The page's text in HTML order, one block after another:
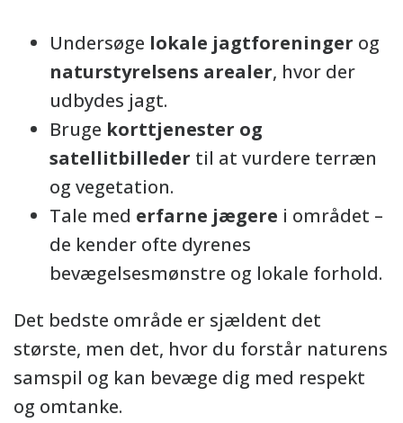
Undersøge lokale jagtforeninger og
naturstyrelsens arealer, hvor der
udbydes jagt.
Bruge korttjenester og
satellitbilleder til at vurdere terræn
og vegetation.
Tale med erfarne jægere i området –
de kender ofte dyrenes
bevægelsesmønstre og lokale forhold.
Det bedste område er sjældent det
største, men det, hvor du forstår naturens
samspil og kan bevæge dig med respekt
og omtanke.